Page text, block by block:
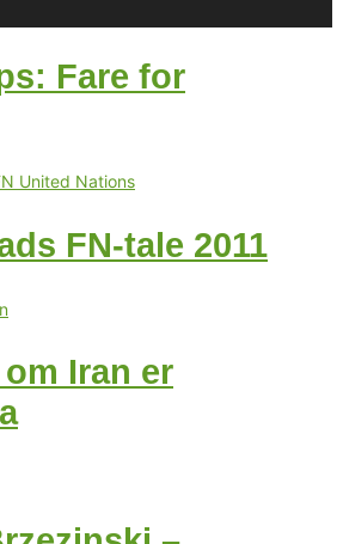
Fare for
FN-tale 2011
Iran er